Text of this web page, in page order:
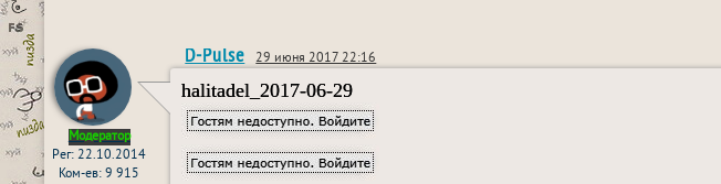
Модератор
Рег: 22.10.2014
Ком-ев: 9 915
D-Pulse 29 июня 2017 22:16
halitadel_2017-06-29